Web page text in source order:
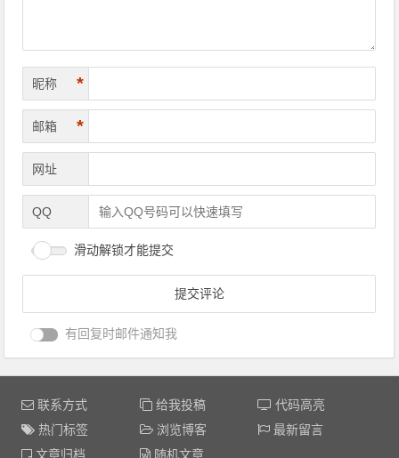
昵称 *
邮箱 *
网址
QQ
滑动解锁才能提交
有回复时邮件通知我
联系方式 给我投稿
代码高亮
热门标签
浏览博客
最新留言
文章归档
随机文章